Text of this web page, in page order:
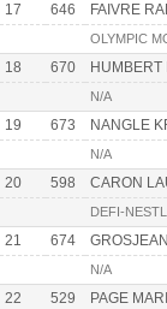
17 646 FAIVRE
OLYMPIC
18 670 HUMBERT
N/A
19 673 NANGLE
N/A
20 598 CARON
DEFI-
21 674
N/A
22 529 PAGE